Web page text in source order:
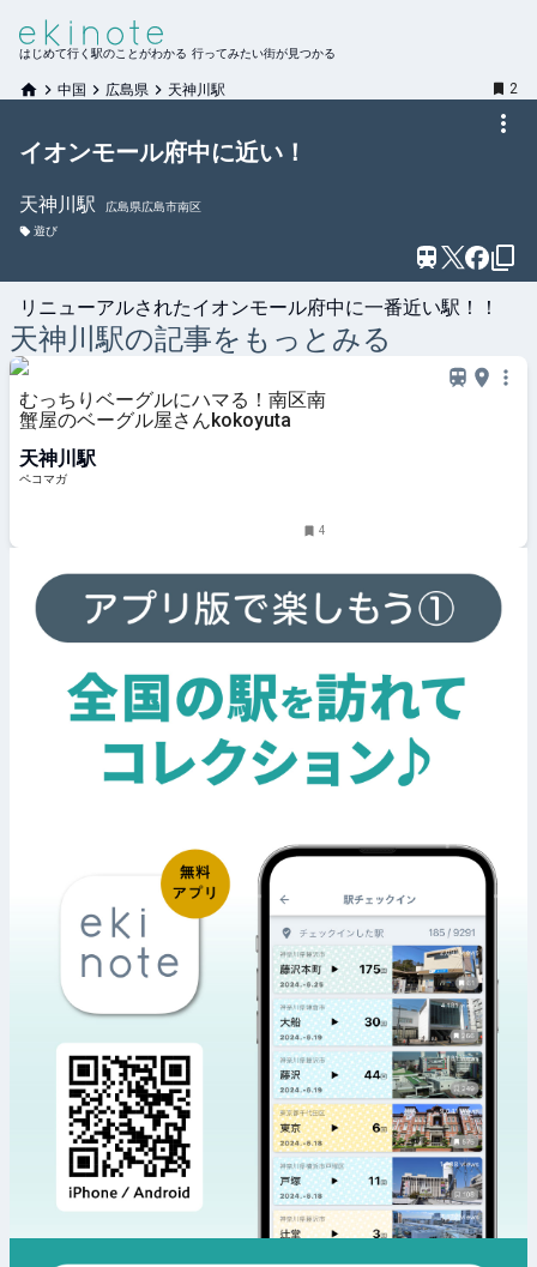
はじめて行く駅のことがわかる 行ってみたい街が見つかる
中国 広島県 天神川駅 2
イオンモール府中に近い！
天神川駅
広島県広島市南区
遊び
リニューアルされたイオンモール府中に一番近い駅！！
天神川駅の記事をもっとみる
むっちりベーグルにハマる！南区南
蟹屋のベーグル屋さんkokoyuta
天神川駅
ペコマガ
4